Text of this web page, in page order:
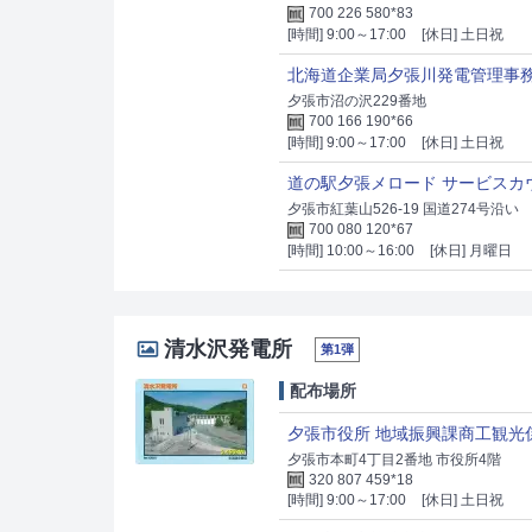
700 226 580*83
[時間] 9:00～17:00
[休日] 土日祝
北海道企業局夕張川発電管理事
夕張市沼の沢229番地
700 166 190*66
[時間] 9:00～17:00
[休日] 土日祝
道の駅夕張メロード サービスカ
夕張市紅葉山526-19 国道274号沿い
700 080 120*67
[時間] 10:00～16:00
[休日] 月曜日
清水沢発電所 第1弾
配布場所
夕張市役所 地域振興課商工観光
夕張市本町4丁目2番地 市役所4階
320 807 459*18
[時間] 9:00～17:00
[休日] 土日祝